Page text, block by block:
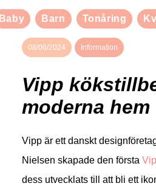
Baby Barn Tonåring
08/06/2024 Information
Vipp
moderna hem
Vipp är ett danskt
Nielsen skapade den första
dess utvecklats till att bli ett